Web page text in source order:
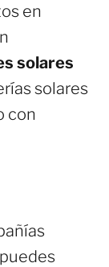
en
solares
solares
con